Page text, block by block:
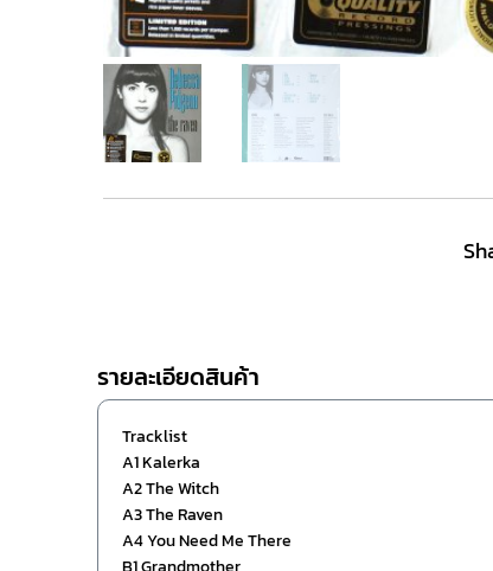
รายละเอียดสินค้า
Tracklist
A1 Kalerka
A2 The Witch
A3 The Raven
A4 You Need Me There